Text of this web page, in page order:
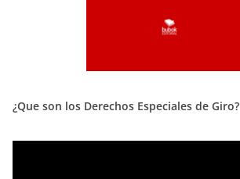
¿Que son los Derechos Especiales de Giro?